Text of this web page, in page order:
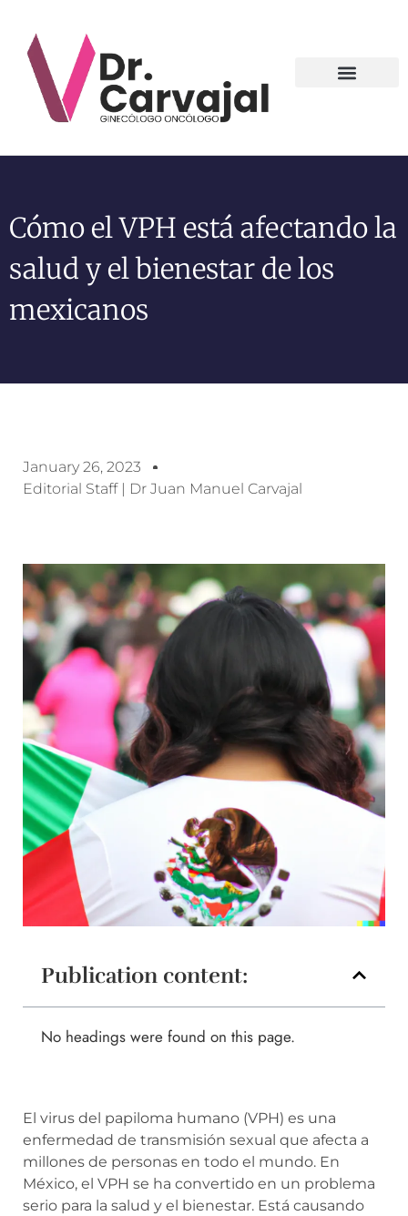
Cómo el VPH está afectando la
salud y el bienestar de los
mexicanos
January 26, 2023
Editorial Staff | Dr Juan Manuel Carvajal
Publication content:
No headings were found on this page.
El virus del papiloma humano (VPH) es una
enfermedad de transmisión sexual que afecta a
millones de personas en todo el mundo. En
México, el VPH se ha convertido en un problema
serio para la salud y el bienestar. Está causando